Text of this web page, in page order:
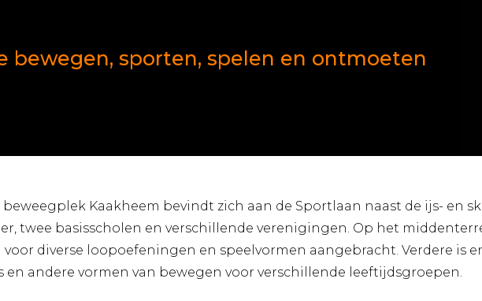
sporten, spelen en ontmoeten
Kaakheem bevindt zich aan de Sportlaan naast de ijs- en
twee basisscholen en verschillende verenigingen. Op het
diverse loopoefeningen en speelvormen aangebracht. Verdere is
en andere vormen van bewegen voor verschillende leeftijdsgroepen.